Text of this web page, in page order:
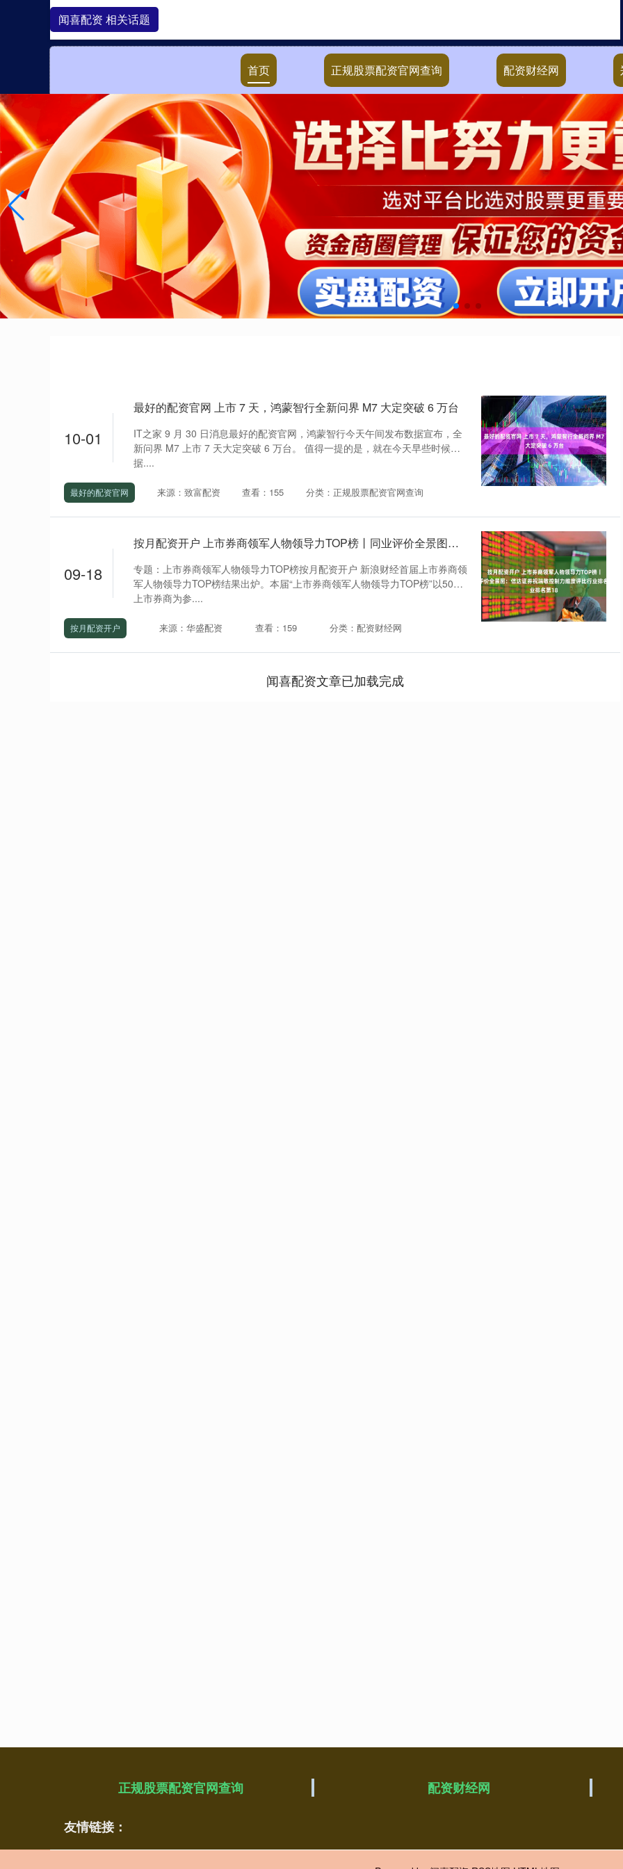
首页 正规股票配资官网查询 配资财经网
闻喜配资 相关话题
10-01
最好的配资官网 上市 7 天，鸿蒙智行全新问界 M7 大定突破 6 万台
IT之家 9 月 30 日消息最好的配资官网，鸿蒙智行今天午间发布数据宣布，全
新问界 M7 上市 7 天大定突破 6 万台。 值得一提的是，就在今天早些时候，
据....
最好的配资官网 来源：致富配资 查看：155 分类：正规股票配资官网查询
09-18
按月配资开户 上市券商领军人物领导力TOP榜丨同业评价全景图：信达证券祝瑞敏控制力维度评比行业排名第18
专题：上市券商领军人物领导力TOP榜按月配资开户 新浪财经首届上市券商领
军人物领导力TOP榜结果出炉。本届“上市券商领军人物领导力TOP榜”以50家
上市券商为参....
按月配资开户 来源：华盛配资 查看：159 分类：配资财经网
闻喜配资文章已加载完成
正规股票配资官网查询 配资财经网
友情链接：